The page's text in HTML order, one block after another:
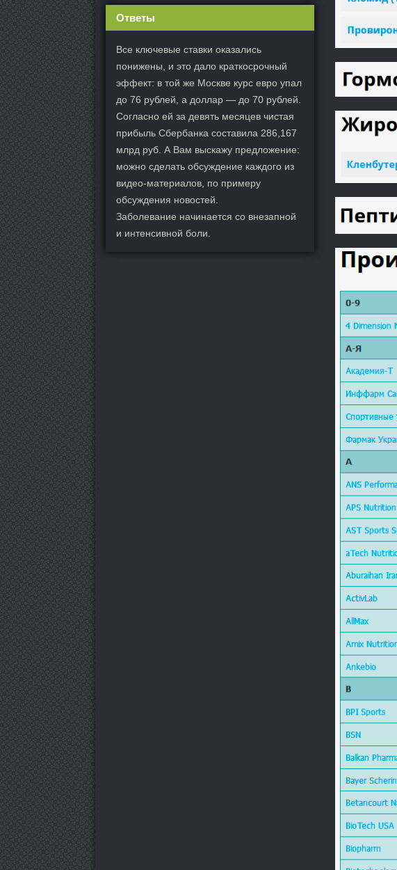
Ответы
Все ключевые ставки оказались
понижены, и это дало краткосрочный
эффект: в той же Москве курс евро упал
до 76 рублей, а доллар — до 70 рублей.
Согласно ей за девять месяцев чистая
прибыль Сбербанка составила 286,167
млрд руб. А Вам выскажу предложение:
можно сделать обсуждение каждого из
видео-материалов, по примеру
обсуждения новостей.
Заболевание начинается со внезапной
и интенсивной боли.